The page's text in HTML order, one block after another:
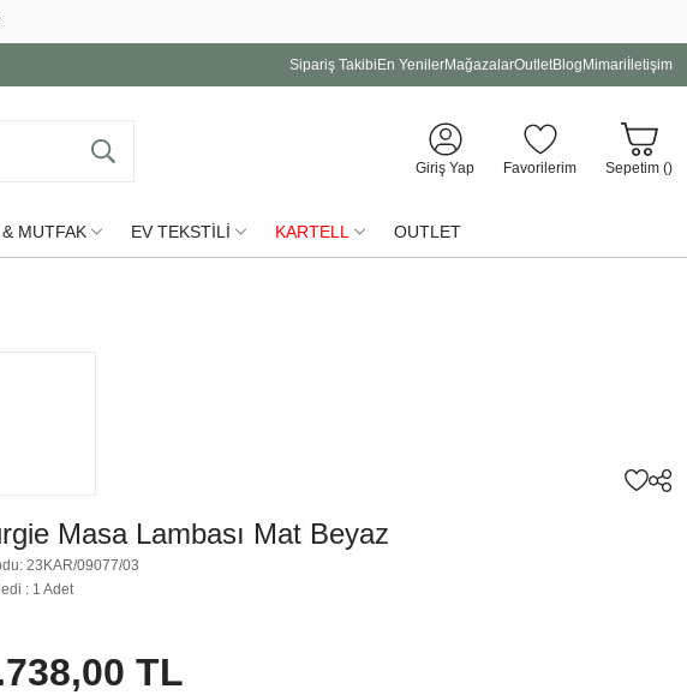
Sipariş Takibi En YenilerMağazalarOutletBlog Mimari İletişim
Giriş Yap Favorilerim Sepetim ()
MUTFAK EV TEKSTİLİ KARTELL OUTLET
Masa Lambası Mat Beyaz
23KAR/09077/03
: 1 Adet
TL